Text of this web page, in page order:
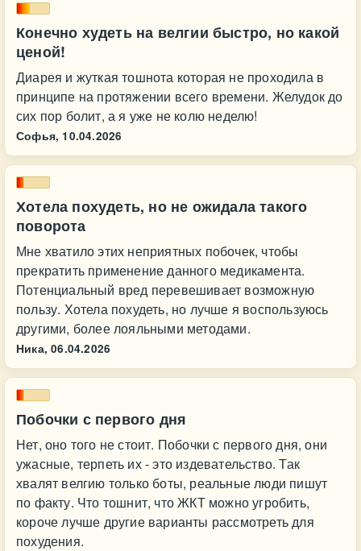
Конечно худеть на велгии быстро, но какой
ценой!
Диарея и жуткая тошнота которая не проходила в
принципе на протяжении всего времени. Желудок до
сих пор болит, а я уже не колю неделю!
Софья, 10.04.2026
Хотела похудеть, но не ожидала такого
поворота
Мне хватило этих неприятных побочек, чтобы
прекратить применение данного медикамента.
Потенциальный вред перевешивает возможную
пользу. Хотела похудеть, но лучше я воспользуюсь
другими, более лояльными методами.
Ника, 06.04.2026
Побочки с первого дня
Нет, оно того не стоит. Побочки с первого дня, они
ужасные, терпеть их - это издевательство. Так
хвалят велгию только боты, реальные люди пишут
по факту. Что тошнит, что ЖКТ можно угробить,
короче лучше другие варианты рассмотреть для
похудения.